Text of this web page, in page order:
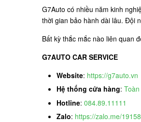
G7Auto có nhiều năm kinh
thời gian bảo hành dài lâu. Đội
Bất kỳ thắc mắc nào liên quan
G7AUTO CAR SERVICE
Website: https://g7auto.vn
Hệ thống cửa hàng:
Hotline: 084.89.11111
Zalo: https://zalo.me/